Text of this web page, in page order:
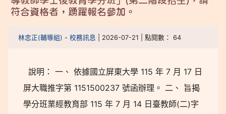
符合資格者，踴躍報名參加。
林忠正(輔導組) - 校務訊息 | 2026-07-21 | 點閱數： 64
說明： 一、 依據國立屏東大學 115 年 7 月 17 日
屏大職推字第 1151500237 號函辦理。 二、 旨揭
學分班業經教育部 115 年 7 月 14 日臺教師(二)字